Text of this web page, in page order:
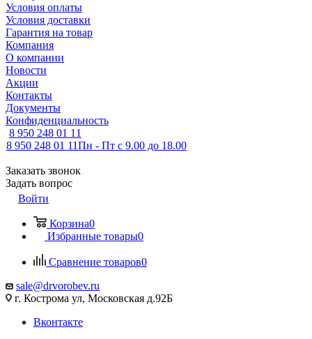
Условия оплаты
Условия доставки
Гарантия на товар
Компания
О компании
Новости
Акции
Контакты
Документы
Конфиденциальность
8 950 248 01 11
8 950 248 01 11Пн - Пт с 9.00 до 18.00
Заказать звонок
Задать вопрос
Войти
Корзина0
Избранные товары0
Сравнение товаров0
sale@drvorobev.ru
г. Кострома ул, Московская д.92Б
Вконтакте